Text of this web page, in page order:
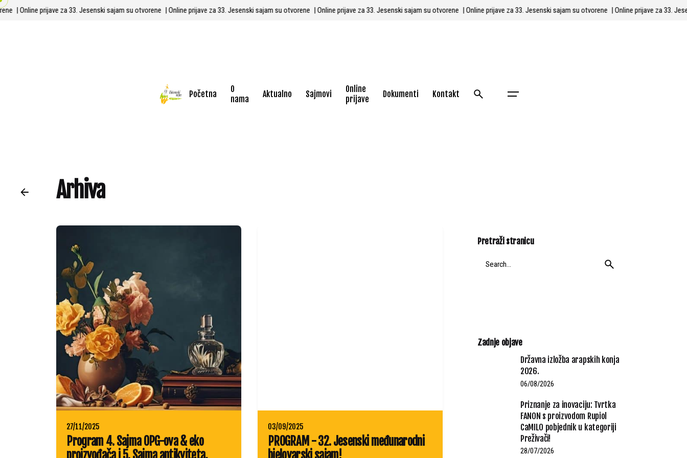
Skip
| Online prijave za 33. Jesenski sajam su otvorene | Online prijave za 33. Jesenski sajam su otvorene | Online prijave za 33. Jesenski sajam su otvorene | Online prijave za 33. Jesenski sajam su otvorene | Online prijave za 33.
Početna
O
nama
Aktualno Sajmovi
Online
prijave
Dokumenti Kontakt
Arhiva
27/11/2025
Program 4. Sajma OPG-ova & eko
03/09/2025
PROGRAM - 32. Jesenski međunarodni
Pretraži stranicu
Zadnje objave
Državna izložba arapskih konja
2026.
06/08/2026
Priznanje za inovaciju: Tvrtka
FANON s proizvodom Rupiol
CaMILO pobjednik u kategoriji
Preživači!
28/07/2026